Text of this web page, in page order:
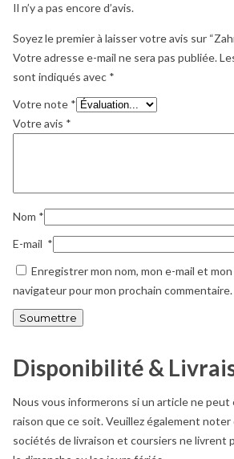
Il n’y a pas encore d’avis.
Soyez le premier à laisser votre avis sur
Votre adresse e-mail ne sera pas publiée.
sont indiqués avec *
Votre note *
Votre avis *
Nom *
E-mail *
Enregistrer mon nom, mon e-mail et
navigateur pour mon prochain commentaire.
Disponibilité &
Nous vous informerons si un article ne
raison que ce soit. Veuillez également
sociétés de livraison et coursiers ne livrent